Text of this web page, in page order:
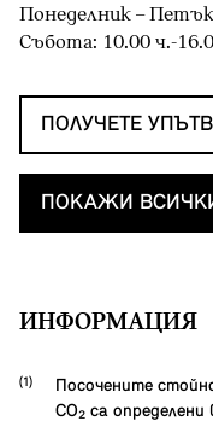
Понеделник –
Събота: 10.00 ч.-
ПОЛУЧЕТЕ
ПОКАЖИ
ИНФОРМАЦИЯ
Посочените
CO₂ са